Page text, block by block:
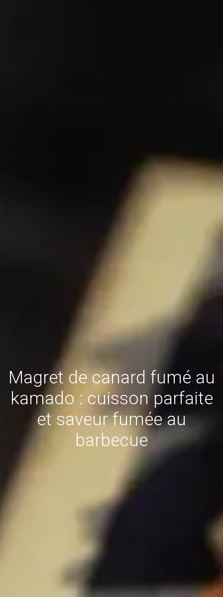
Magret de canard fumé au
kamado : cuisson parfaite
et saveur fumée au
barbecue